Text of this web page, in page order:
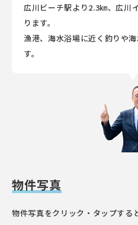
広川ビーチ駅より2.3㎞、広川
ります。
漁港、海水浴場に近く釣りや
す。
物件写真
物件写真をクリック・タップする